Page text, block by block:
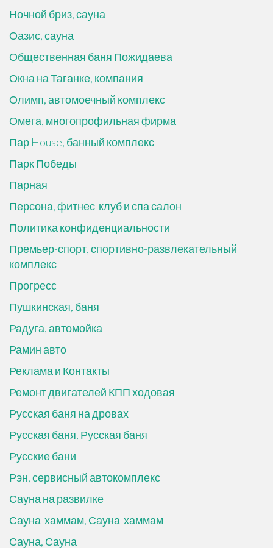
Ночной бриз, сауна
Оазис, сауна
Общественная баня Пожидаева
Окна на Таганке, компания
Олимп, автомоечный комплекс
Омега, многопрофильная фирма
Пар House, банный комплекс
Парк Победы
Парная
Персона, фитнес-клуб и спа салон
Политика конфиденциальности
Премьер-спорт, спортивно-развлекательный
комплекс
Прогресс
Пушкинская, баня
Радуга, автомойка
Рамин авто
Реклама и Контакты
Ремонт двигателей КПП ходовая
Русская баня на дровах
Русская баня, Русская баня
Русские бани
Рэн, сервисный автокомплекс
Сауна на развилке
Сауна-хаммам, Сауна-хаммам
Сауна, Сауна